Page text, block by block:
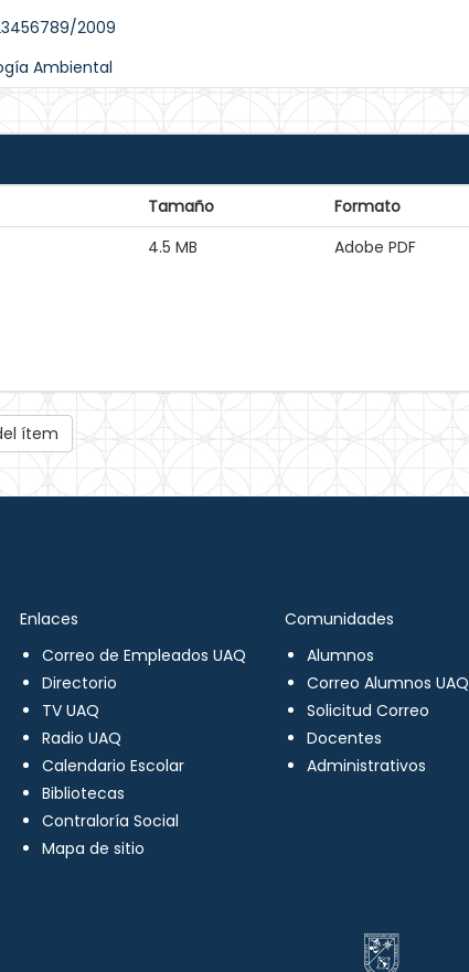
2009
Ambiental
Tamaño
Formato
4.5 MB Adobe PDF
ítem
Enlaces
Correo de Empleados UAQ
Directorio
TV UAQ
Radio UAQ
Calendario Escolar
Bibliotecas
Contraloría Social
Mapa de sitio
Comunidades
Alumnos
Correo Alumnos UAQ
Solicitud Correo
Docentes
Administrativos